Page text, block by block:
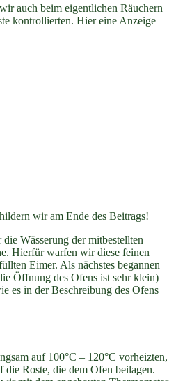
auch beim eigentlichen Räuchern
kontrollierten. Hier eine Anzeige
wir am Ende des Beitrags!
Wässerung der mitbestellten
Hierfür warfen wir diese feinen
Eimer. Als nächstes begannen
Öffnung des Ofens ist sehr klein)
es in der Beschreibung des Ofens
auf 100°C – 120°C vorheizten,
die Roste, die dem Ofen beilagen.